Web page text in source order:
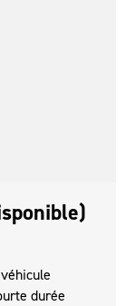
durée